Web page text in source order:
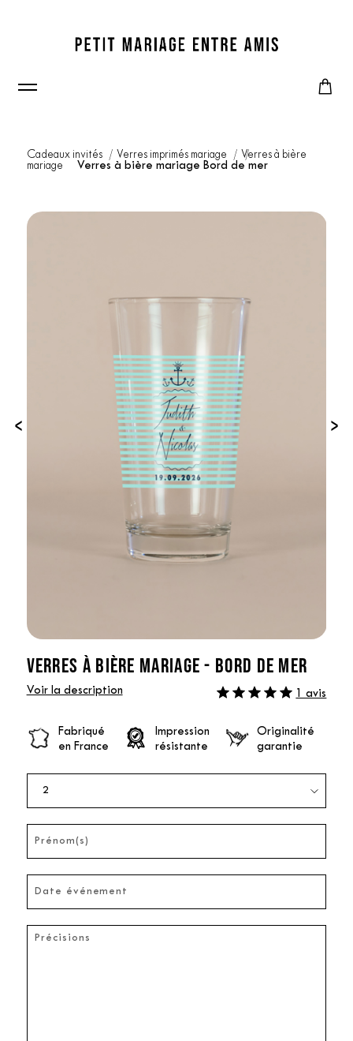
Cadeaux invités Verres imprimés mariage
Verres à bière
mariage
Verres à bière mariage Bord de mer
‹ ›
VERRES À BIÈRE MARIAGE - BORD DE MER
Voir la description 1 avis
Fabriqué
en France
Impression
résistante
Originalité
garantie